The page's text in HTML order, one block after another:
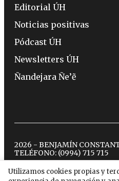
Utilizamos cookies propias y
Editorial ÚH
Noticias positivas
Pódcast ÚH
Newsletters ÚH
Ñandejara Ñe’ẽ
2026 - BENJAMÍN
TELÉFONO: (0994) 715 715